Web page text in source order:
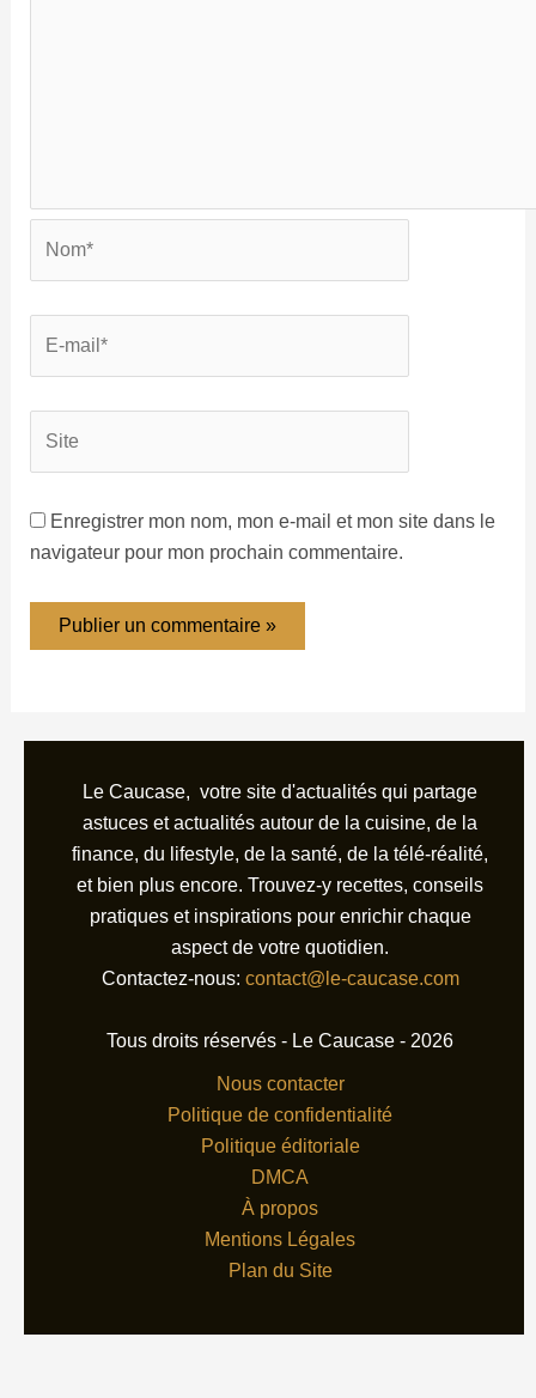
Enregistrer mon nom, mon e-mail et mon site dans le
navigateur pour mon prochain commentaire.
Le Caucase, votre site d'actualités qui partage
astuces et actualités autour de la cuisine, de la
finance, du lifestyle, de la santé, de la télé-réalité,
et bien plus encore. Trouvez-y recettes, conseils
pratiques et inspirations pour enrichir chaque
aspect de votre quotidien.
Contactez-nous: contact@le-caucase.com
Tous droits réservés - Le Caucase - 2026
Nous contacter
Politique de confidentialité
Politique éditoriale
DMCA
À propos
Mentions Légales
Plan du Site